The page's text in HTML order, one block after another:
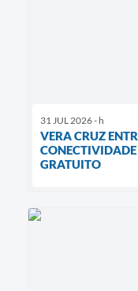
31 JUL 2026 - h
VERA CRUZ
GRATUITO